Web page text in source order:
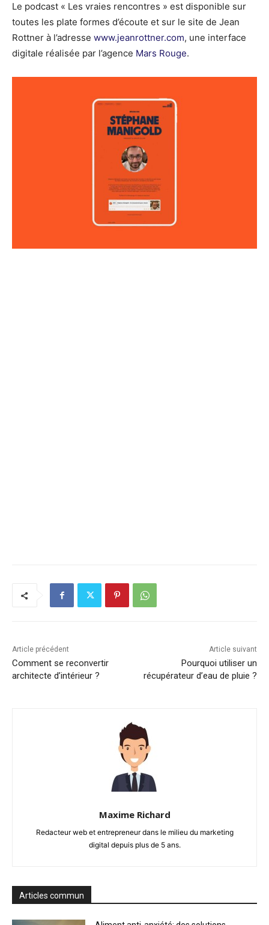
Le podcast « Les vraies rencontres » est disponible sur
toutes les plate formes d’écoute et sur le site de Jean
Rottner à l’adresse www.jeanrottner.com, une interface
digitale réalisée par l’agence Mars Rouge.
Article précédent
Comment se reconvertir
architecte d’intérieur ?
Article suivant
Pourquoi utiliser un
récupérateur d’eau de pluie ?
Maxime Richard
Redacteur web et entrepreneur dans le milieu du marketing
digital depuis plus de 5 ans.
Articles commun